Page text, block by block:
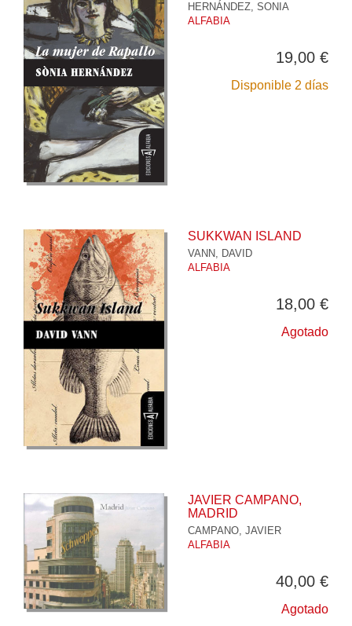
HERNÁNDEZ, SONIA
ALFABIA
19,00 €
Disponible 2 días
SUKKWAN ISLAND
VANN, DAVID
ALFABIA
18,00 €
Agotado
JAVIER CAMPANO,
MADRID
CAMPANO, JAVIER
ALFABIA
40,00 €
Agotado